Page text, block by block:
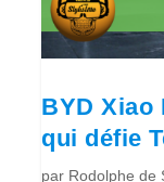
BYD Xiao
qui défie
par Rodolphe de